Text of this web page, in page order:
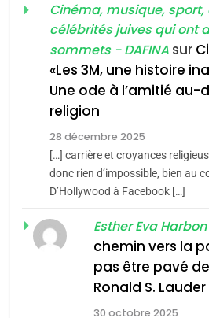
Accords
L’alliance
S’étendre À
ISRAÉL JUDAISME
5
Meurtrière
Rapport
Contre
FRANCE ISRAÉL
FIÈRE, DIGNE
RÉSILIENTE :
POURQUOI
JUDAÏTE
Zrihen-Dvir
ISRAÉL JUDAISME
CE QUI NOUS
MANQUE –
Cinéma, musique, sport,
célébrités juives qui ont
sommets - DAFINA sur
«Les 3M, une histoire
Une ode à l’amitié au-
religion
28 décembre 2025
[…] carrière et croyances
donc rien d’impossible, bien au
D’Hollywood à Facebook […]
Esther Eva Harbon
chemin vers la
pas être pavé
Ronald S. Lauder
30 octobre 2025
Zrihen-